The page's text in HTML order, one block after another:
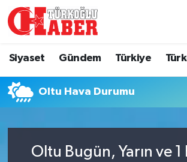
Siyaset Gündem Türkiye
Oltu Hava Durumu
Oltu Bugün, Yarın ve 1
Gündem
Türkiye
Hava Durumu
Namaz Vakitleri